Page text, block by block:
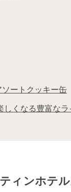
ソートクッキー缶
しくなる豊富な
ティンホテ